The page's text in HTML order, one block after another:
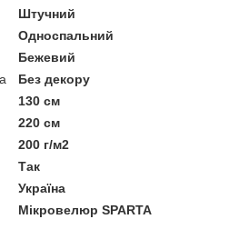
Штучний
Односпальний
Бежевий
Без декору
130 см
220 см
200 г/м2
Так
Україна
Мікровелюр SPARTA